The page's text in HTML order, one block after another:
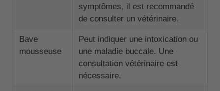
symptômes, il est recommandé
de consulter un vétérinaire.
Bave
mousseuse
Peut indiquer une intoxication ou
une maladie buccale. Une
consultation vétérinaire est
nécessaire.